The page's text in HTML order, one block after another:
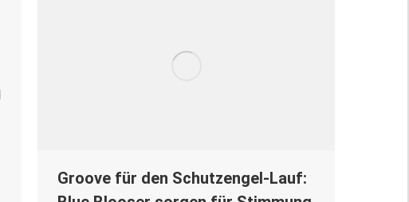
Groove für den Schutzengel-Lauf: